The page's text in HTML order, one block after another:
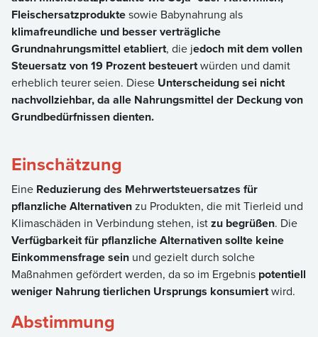
Fleischersatzproduktesowie Babynahrung als
klimafreundliche und besser verträgliche
Grundnahrungsmittel etabliert, die jedoch mit dem vollen
Steuersatz von 19 Prozent besteuertwürden und damit
erheblich teurer seien. Diese Unterscheidung sei nicht
nachvollziehbar, da alle Nahrungsmittel der Deckung von
Grundbedürfnissen dienten.
Einschätzung
Eine Reduzierung des Mehrwertsteuersatzes für
pflanzliche Alternativenzu Produkten, die mit Tierleid und
Klimaschäden in Verbindung stehen, istzu begrüßen. Die
Verfügbarkeit für pflanzliche Alternativen sollte keine
Einkommensfrage sein und gezielt durch solche
Maßnahmen gefördert werden, da so im Ergebnis potentiell
weniger Nahrung tierlichen Ursprungs konsumiertwird.
Abstimmung